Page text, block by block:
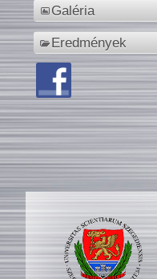
Galéria
Eredmények